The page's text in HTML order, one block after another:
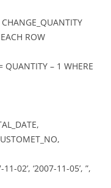
ROW
QUANTITY – 1 WHERE
02’, ‘2007-11-05’, ”,